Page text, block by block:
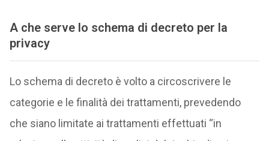
A che serve lo schema di decreto per la
privacy
Lo schema di decreto è volto a circoscrivere le
categorie e le finalità dei trattamenti, prevedendo
che siano limitate ai trattamenti effettuati “in